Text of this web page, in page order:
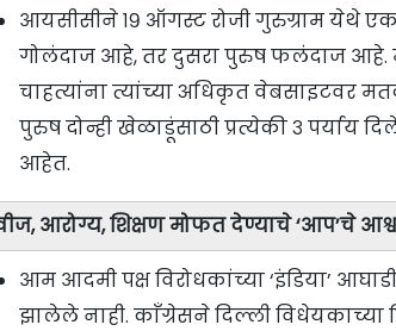
आयसीसीने १९ ऑगस्ट रोजी गुरुग्राम येथे
गोलंदाज आहे, तर दुसरा पुरुष फलंदाज आहे.
चाहत्यांना त्यांच्या अधिकृत वेबसाइटवर
पुरुष दोन्ही खेळाडूंसाठी प्रत्येकी ३
आहेत.
आरोग्य, शिक्षण मोफत देण्याचे ‘आप’चे
आम आदमी पक्ष विरोधकांच्या ‘इंडिया’
झालेले नाही. काँग्रेसने दिल्ली विधेयकाच्या